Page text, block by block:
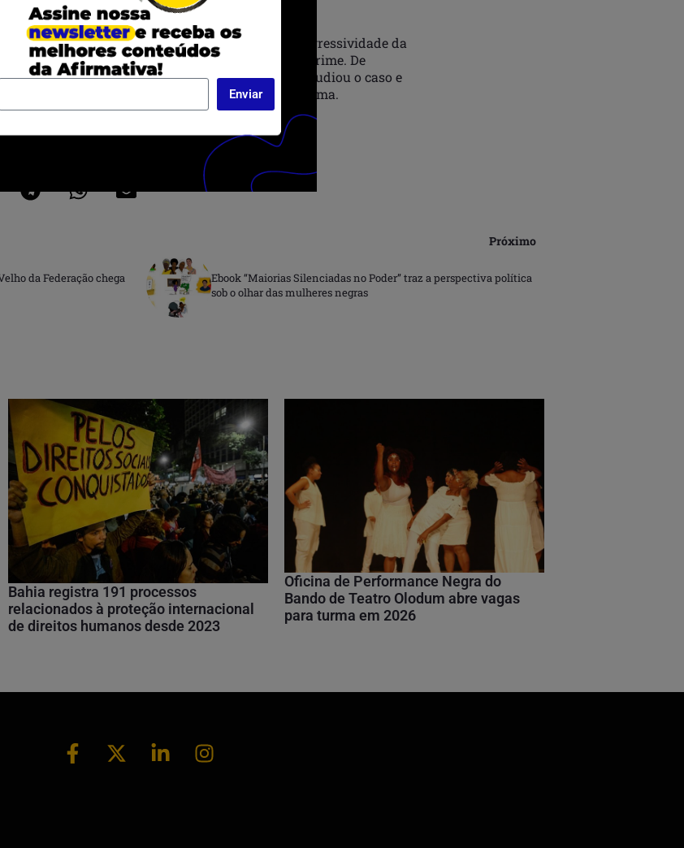
outra cliente que estava no provador e notou a agressividade da
foi acionada e retirou a funcionária do local do crime. De
da Revista Fórum, a direção da rede de lojas repudiou o caso e
colocando à disposição para prestar apoio à vítima.
status/1591532995818950656?
da Federação chega
Próximo
Ebook “Maiorias Silenciadas no Poder” traz a perspectiva política
sob o olhar das mulheres negras
Bahia registra 191 processos
relacionados à proteção internacional
de direitos humanos desde 2023
Oficina de Performance Negra do
Bando de Teatro Olodum abre vagas
para turma em 2026
Enviar